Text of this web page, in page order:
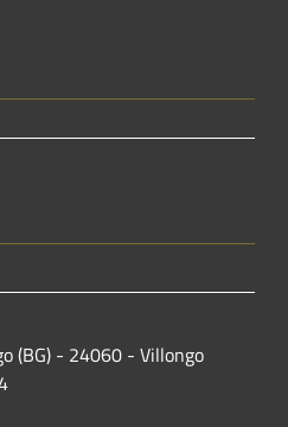
(BG) - 24060 - Villongo